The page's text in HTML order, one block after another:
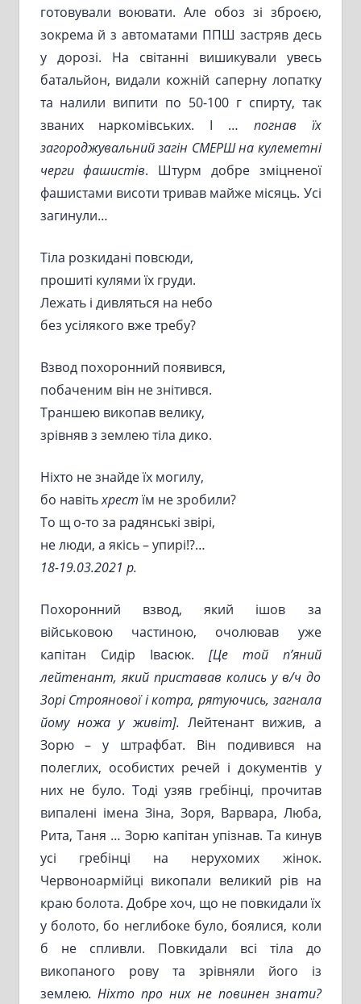
готовували воювати. Але обоз зі зброєю,
зокрема й з автоматами ППШ застряв десь
у дорозі. На світанні вишикували увесь
батальйон, видали кожній саперну лопатку
та налили випити по 50-100 г спирту, так
званих наркомівських. І … погнав їх
загороджувальний загін СМЕРШ на кулеметні
черги фашистів. Штурм добре зміцненої
фашистами висоти тривав майже місяць. Усі
загинули…
Тіла розкидані повсюди,
прошиті кулями їх груди.
Лежать і дивляться на небо
без усілякого вже требу?
Взвод похоронний появився,
побаченим він не знітився.
Траншею викопав велику,
зрівняв з землею тіла дико.
Ніхто не знайде їх могилу,
бо навітьхрест їм не зробили?
То щ о-то за радянські звірі,
не люди, а якісь – упирі!?…
18-19.03.2021 р.
Похоронний взвод, який ішов за
військовою частиною, очолював уже
капітан Сидір Івасюк. [Це той п’яний
лейтенант, який приставав колись у в/ч до
Зорі Строянової і котра, рятуючись, загнала
йому ножа у живіт]. Лейтенант вижив, а
Зорю – у штрафбат. Він подивився на
полеглих, особистих речей і документів у
них не було. Тоді узяв гребінці, прочитав
випалені імена Зіна, Зоря, Варвара, Люба,
Рита, Таня … Зорю капітан упізнав. Та кинув
усі гребінці на нерухомих жінок.
Червоноармійці викопали великий рів на
краю болота. Добре хоч, що не повкидали їх
у болото, бо неглибоке було, боялися, коли
б не спливли. Повкидали всі тіла до
викопаного рову та зрівняли його із
землею. Ніхто про них не повинен знати?